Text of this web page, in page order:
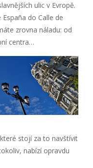
ulic v Evropě.
do Calle de
zrovna náladu: od
centra…
stojí za to navštívit
nabízí opravdu